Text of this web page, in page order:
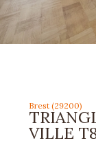
Brest (29200)
VILLE